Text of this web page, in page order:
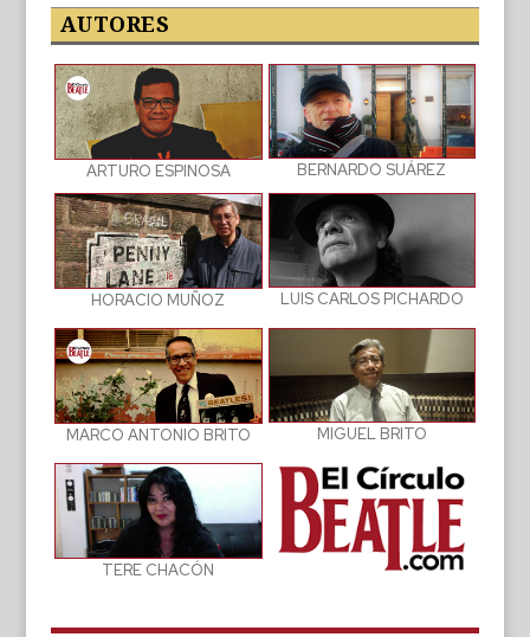
publicaciones
AUTORES
ARTURO ESPINOSA BERNARDO SUÁREZ
HORACIO MUÑOZ LUIS CARLOS PICHARDO
MARCO ANTONIO BRITO MIGUEL BRITO
TERE CHACÓN